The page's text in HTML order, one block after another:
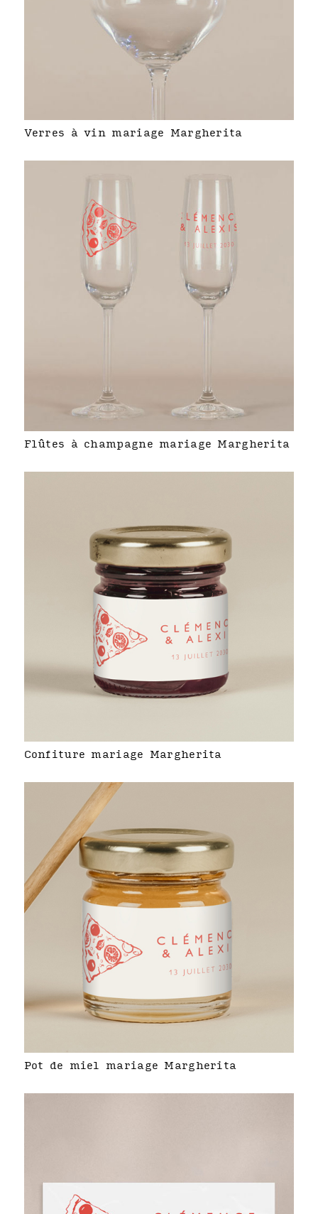
Verres à vin mariage Margherita
Flûtes à champagne mariage Margherita
Confiture mariage Margherita
Pot de miel mariage Margherita